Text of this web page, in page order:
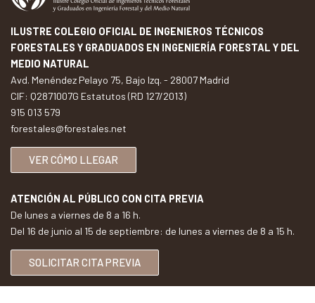
ILUSTRE COLEGIO OFICIAL DE INGENIEROS TÉCNICOS
FORESTALES Y GRADUADOS EN INGENIERÍA FORESTAL Y DEL
MEDIO NATURAL
Avd. Menéndez Pelayo 75, Bajo Izq. - 28007 Madrid
CIF: Q2871007G Estatutos (RD 127/2013)
915 013 579
forestales@forestales.net
VER CÓMO LLEGAR
ATENCIÓN AL PÚBLICO CON CITA PREVIA
De lunes a viernes de 8 a 16 h.
Del 16 de junio al 15 de septiembre: de lunes a viernes de 8 a 15 h.
SOLICITAR CITA PREVIA